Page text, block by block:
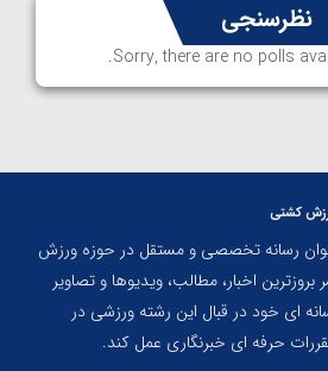
نظرسنجی
Sorry, there are no polls
کشتی
رسانه تخصصی و مستقل در حوزه ورزش
اخبار، مطالب، ویدیوها و تصاویر
ای خود در قبال این رشته ورزشی در
حرفه ای خبرنگاری عمل کند.